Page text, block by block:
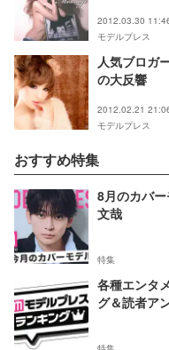
2012.03.30
モデルプレス
人気ブロガ
の大反響
2012.02.21
モデルプレス
おすすめ特集
8月のカバ
文哉
特集
各種エンタ
グ＆読者ア